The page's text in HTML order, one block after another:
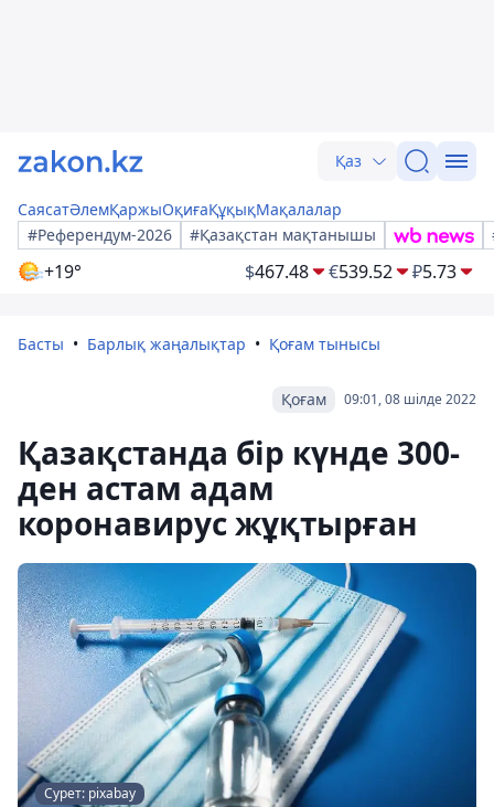
Қаз
СаясатӘлемҚаржыОқиғаҚұқықМақалалар
#Референдум-2026
#Қазақстан мақтанышы
+19° $467.48 €539.52 ₽5.73
Басты Барлық жаңалықтар Қоғам тынысы
09:01, 08 шілде 2022
Қоғам
Қазақстанда бір күнде 300-
ден астам адам
коронавирус жұқтырған
Сурет: pixabay